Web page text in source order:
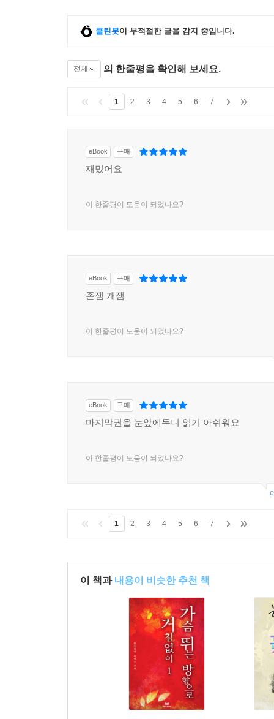
클린봇이 부적절한 글을 감지 중입니다.
전체 의 한줄평을 확인해 보세요.
1 2 3 4 5 6 7
eBook 구매
재밌어요
이 한줄평이 도움이 되었나요?
eBook 구매
존잼 개잼
이 한줄평이 도움이 되었나요?
eBook 구매
마지막권을 눈앞에두니 읽기 아쉬워요
이 한줄평이 도움이 되었나요?
1 2 3 4 5 6 7
이 책과 내용이 비슷한 추천 책